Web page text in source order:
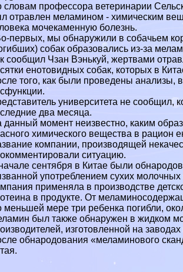
словам профессора ветеринарии
отравлен меламином - химическим
мочекаменную болезнь.
первых, мы обнаружили в собачьем
собак образовались из-за
сообщил Чзан Вэнькуй, жертвами
енотовидных собак, которых в
того, как были проведены анализы,
университета не
два месяца.
данный момент неизвестно, каким
химического вещества в
компании, производящей
ситуацию.
сентября в Китае были
употрeблением сухих
применяла в производстве
в продукте. От
меньшей мере три ребенка погибли,
был также обнаружен в жидком
изготовленной на заводах
обнародования «меламинового